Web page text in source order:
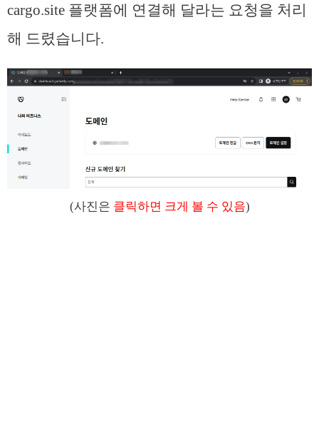
cargo.site 플랫폼에 연결해 달라는 요청을 처리
해 드렸습니다.
(사진은 클릭하면 크게 볼 수 있음)